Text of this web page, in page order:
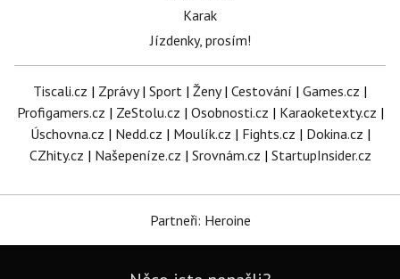
Karak
Jízdenky, prosím!
Tiscali.cz | Zprávy| Sport | Ženy| Cestování | Games.cz |
Profigamers.cz | ZeStolu.cz | Osobnosti.cz | Karaoketexty.cz |
Úschovna.cz | Nedd.cz | Moulík.cz | Fights.cz | Dokina.cz |
CZhity.cz | Našepeníze.cz | Srovnám.cz | StartupInsider.cz
Partneři: Heroine